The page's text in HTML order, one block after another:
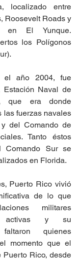
localizado entre
Roosevelt Roads y
en El Yunque.
los Polígonos
el año 2004, fue
Estación Naval de
que era donde
las fuerzas navales
del Comando de
Tanto éstos
Sur se
en Florida.
Puerto Rico vivió
de lo que
militares
activas y su
quienes
momento que el
Puerto Rico, desde